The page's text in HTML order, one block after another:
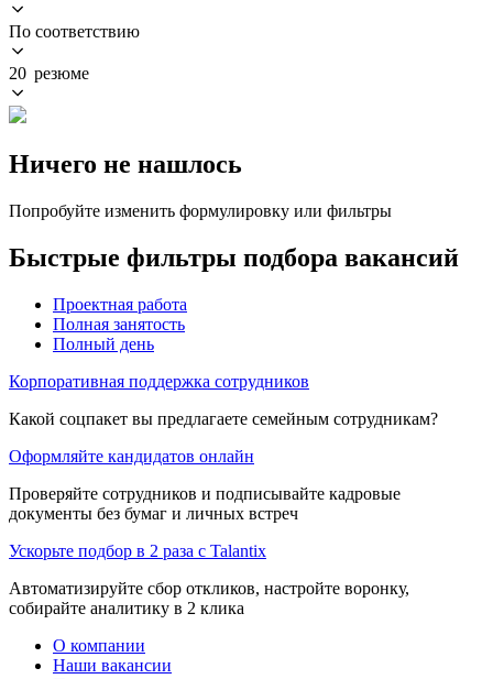
По соответствию
20 резюме
Ничего не нашлось
Попробуйте изменить формулировку или фильтры
Быстрые фильтры подбора вакансий
Проектная работа
Полная занятость
Полный день
Корпоративная поддержка сотрудников
Какой соцпакет вы предлагаете семейным сотрудникам?
Оформляйте кандидатов онлайн
Проверяйте сотрудников и подписывайте кадровые
документы без бумаг и личных встреч
Ускорьте подбор в 2 раза с Talantix
Автоматизируйте сбор откликов, настройте воронку,
собирайте аналитику в 2 клика
О компании
Наши вакансии